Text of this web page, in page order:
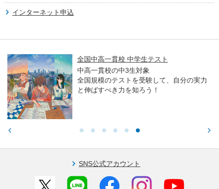
インターネット申込
全国中高一貫校 中学生テスト
中高一貫校の中3生対象
全国規模のテストを受験して、自分の実力
と伸ばすべき力を知ろう！
SNS公式アカウント